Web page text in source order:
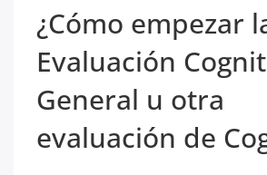
¿Cómo empezar
Evaluación
General u otra
evaluación de